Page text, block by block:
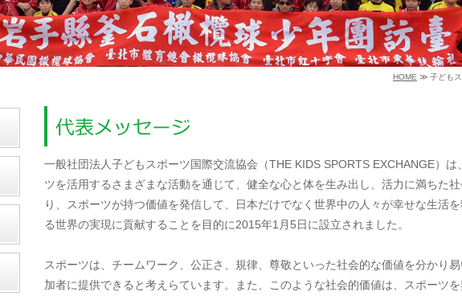
HOME ≫ 子どもス
一般社団法人子どもスポーツ国際交流協会（THE KIDS SPORTS EXCHANGE）は
ツを活用するさまざまな活動を通じて、健全な心と体を生み出し、活力に満ちた社
り、スポーツが持つ価値を発信して、日本だけでなく世界中の人々が幸せな生活を
る世界の実現に貢献することを目的に2015年1月5日に設立されました。
スポーツは、チームワーク、公正さ、規律、尊敬といった社会的な価値を分かり
加者に提供できると考えらています。また、このような社会的価値は、スポーツ